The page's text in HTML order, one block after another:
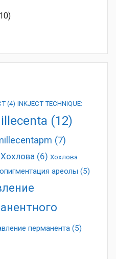
(4) INKJECT TECHNIQUE:
(12)
(7)
(6) Хохлова
ареолы (5)
перманента (5)